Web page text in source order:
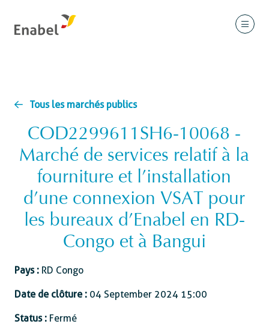
Tous les marchés publics
COD2299611SH6-10068 -
Marché de services relatif à la
fourniture et l’installation
d’une connexion VSAT pour
les bureaux d’Enabel en RD-
Congo et à Bangui
Pays : RD Congo
Date de clôture : 04 September 2024 15:00
Status : Fermé